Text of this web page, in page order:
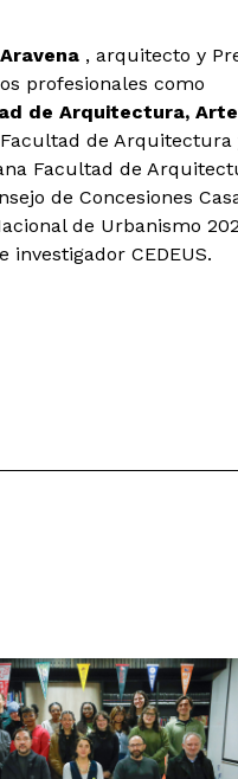
, arquitecto y
profesionales como
de Arquitectura,
de Arquitectura
Facultad de
de Concesiones
de Urbanismo
CEDEUS.